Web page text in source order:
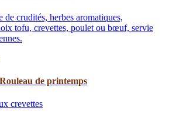
de crudités, herbes aromatiques,
tofu, crevettes, poulet ou bœuf, servie
Rouleau de printemps
crevettes